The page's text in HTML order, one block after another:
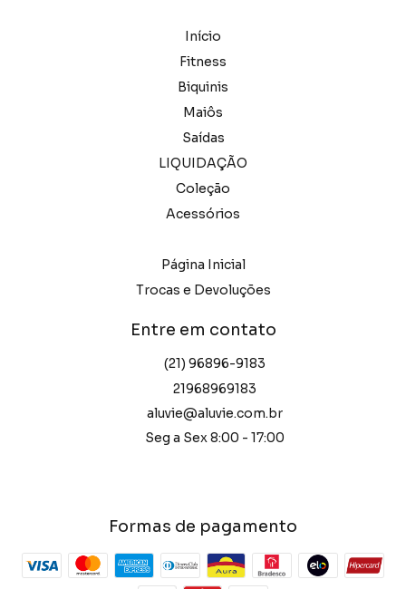
Início
Fitness
Biquinis
Maiôs
Saídas
LIQUIDAÇÃO
Coleção
Acessórios
Página Inicial
Trocas e Devoluções
Entre em contato
(21) 96896-9183
21968969183
aluvie@aluvie.com.br
Seg a Sex 8:00 - 17:00
Formas de pagamento